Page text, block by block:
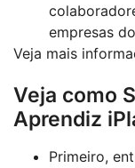
empresas
Veja mais
Veja como
Aprendiz
Primeiro,